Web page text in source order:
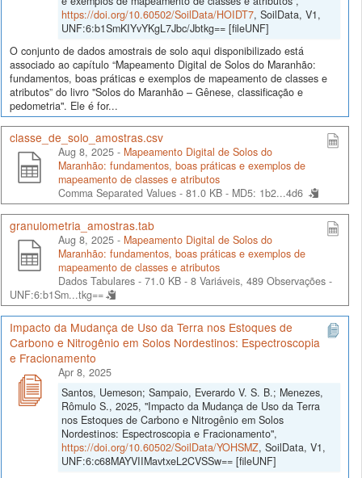
https://doi.org/10.60502/SoilData/HOIDT7, SoilData, V1,
UNF:6:b1SmKIYvYKgL7Jbc/Jbtkg== [fileUNF]
O conjunto de dados amostrais de solo aqui disponibilizado está
associado ao capítulo “Mapeamento Digital de Solos do Maranhão:
fundamentos, boas práticas e exemplos de mapeamento de classes e
atributos” do livro "Solos do Maranhão – Gênese, classificação e
pedometria". Ele é for...
classe_de_solo_amostras.csv
Aug 8, 2025 - Mapeamento Digital de Solos do
Maranhão: fundamentos, boas práticas e exemplos de
mapeamento de classes e atributos
Comma Separated Values - 81.0 KB - MD5: 1b2...4d6
granulometria_amostras.tab
Aug 8, 2025 - Mapeamento Digital de Solos do
Maranhão: fundamentos, boas práticas e exemplos de
mapeamento de classes e atributos
Dados Tabulares - 71.0 KB - 8 Variáveis, 489 Observações -
UNF:6:b1Sm...tkg==
Impacto da Mudança de Uso da Terra nos Estoques de
Carbono e Nitrogênio em Solos Nordestinos: Espectroscopia
e Fracionamento
Apr 8, 2025
Santos, Uemeson; Sampaio, Everardo V. S. B.; Menezes,
Rômulo S., 2025, "Impacto da Mudança de Uso da Terra
nos Estoques de Carbono e Nitrogênio em Solos
Nordestinos: Espectroscopia e Fracionamento",
https://doi.org/10.60502/SoilData/YOHSMZ, SoilData, V1,
UNF:6:c68MAYVIIMavtxeL2CVSSw== [fileUNF]